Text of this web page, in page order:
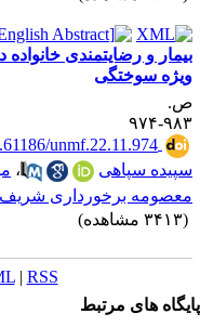
و رضایتمندی خانواده
سوختگی
۹۷۴
unmf.22.11.974
سپاهی
،
برخورداری شریف
|RSS
های مرتبط